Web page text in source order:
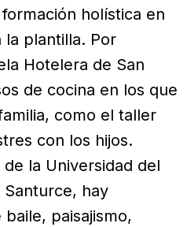
holística en
la plantilla. Por
Hotelera de San
de cocina en los que
como el taller
con los hijos.
la Universidad del
Santurce, hay
paisajismo,